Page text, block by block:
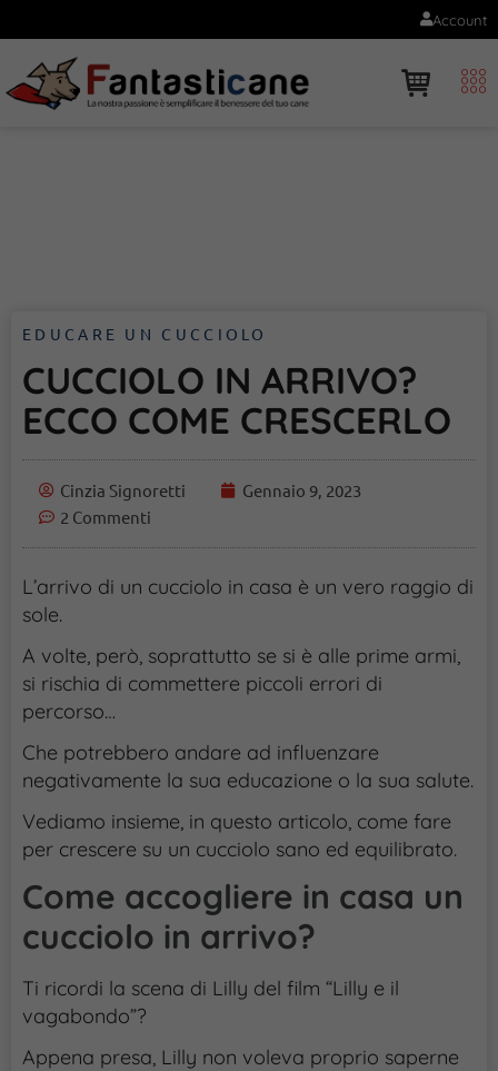
Account
EDUCARE UN CUCCIOLO
CUCCIOLO IN ARRIVO?
ECCO COME CRESCERLO
Cinzia Signoretti
Gennaio 9, 2023
2 Commenti
L’arrivo di un cucciolo in casa è un vero raggio di
sole.
A volte, però, soprattutto se si è alle prime armi,
si rischia di commettere piccoli errori di
percorso…
Che potrebbero andare ad influenzare
negativamente la sua educazione o la sua salute.
Vediamo insieme, in questo articolo, come fare
per crescere su un cucciolo sano ed equilibrato.
Come accogliere in casa un
cucciolo in arrivo?
Ti ricordi la scena di Lilly del film “Lilly e il
vagabondo”?
Appena presa, Lilly non voleva proprio saperne